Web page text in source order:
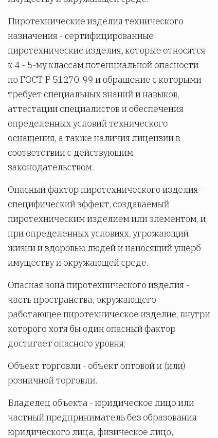
Пиротехнические изделия технического
назначения - сертифицированные
пиротехнические изделия, которые относятся
к 4 - 5-му классам потенциальной опасности
по ГОСТ Р 51270-99 и обращение с которыми
требует специальных знаний и навыков,
аттестации специалистов и обеспечения
определенных условий технического
оснащения, а также наличия лицензии в
соответствии с действующим
законодательством.
Опасный фактор пиротехнического изделия -
специфический эффект, создаваемый
пиротехническим изделием или элементом, и,
при определенных условиях, угрожающий
жизни и здоровью людей и наносящий ущерб
имуществу и окружающей среде.
Опасная зона пиротехнического изделия -
часть пространства, окружающего
работающее пиротехническое изделие, внутри
которого хотя бы один опасный фактор
достигает опасного уровня;
Объект торговли - объект оптовой и (или)
розничной торговли.
Владелец объекта - юридическое лицо или
частный предприниматель без образования
юридического лица, физическое лицо,